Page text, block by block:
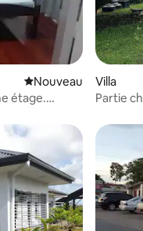
Nouvel hébergement
Nouveau
étage.
Villa
Partie